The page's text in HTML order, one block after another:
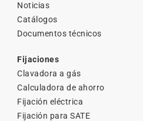
Noticias
Catálogos
Documentos técnicos
Fijaciones
Clavadora a gás
Calculadora de ahorro
Fijación eléctrica
Fijación para SATE